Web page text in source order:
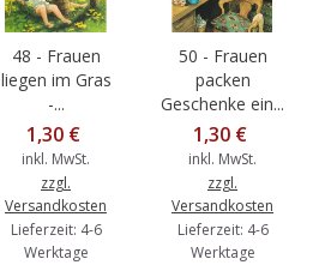
48 - Frauen
liegen im Gras
-...
1,30 €
inkl. MwSt.
zzgl.
Versandkosten
Lieferzeit: 4-6
Werktage
50 - Frauen
packen
Geschenke ein...
1,30 €
inkl. MwSt.
zzgl.
Versandkosten
Lieferzeit: 4-6
Werktage